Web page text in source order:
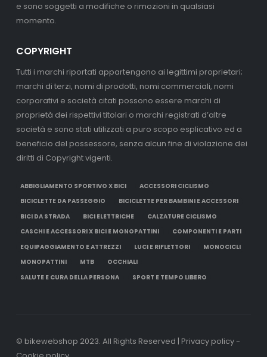
e sono soggetti a modifiche o rimozioni in qualsiasi
momento.
COPYRIGHT
Tutti i marchi riportati appartengono ai legittimi proprietari;
marchi di terzi, nomi di prodotti, nomi commerciali, nomi
corporativi e società citati possono essere marchi di
proprietà dei rispettivi titolari o marchi registrati d’altre
società e sono stati utilizzati a puro scopo esplicativo ed a
beneficio del possessore, senza alcun fine di violazione dei
diritti di Copyright vigenti.
ABBIGLIAMENTO SPORTIVO X BICI
ACCESSORI CICLISMO
BICICLETTE DA PASSEGGIO
BICICLETTE PER BAMBINI E ACCESSORI
BICI DA STRADA
BICI ELETTRICHE
CALZATURE CICLISMO
CASCHI E ACCESSORI X BICI E MONOPATTINI
COMPONENTI E PARTI
EQUIPAGGIAMENTO E ATTREZZI
LUCI E RIFLETTORI
MONOCICLI
MONOPATTINI
MTB
OCCHIALI
SALUTE E CURA DELLA PERSONA
SPORT E TEMPO LIBERO
© bikewebshop 2023. All Rights Reserved | Privacy policy -